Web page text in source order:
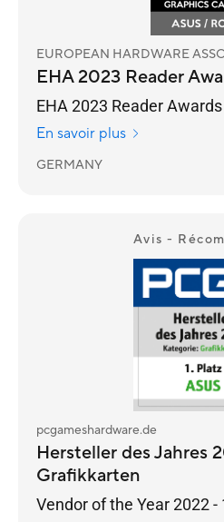
EUROPEAN HARDWARE
EHA 2023 Reader
EHA 2023 Reader Awards
En savoir plus
GERMANY
Avis -
pcgameshardware.de
Hersteller des Jahres
Grafikkarten
Vendor of the Year 2022 -